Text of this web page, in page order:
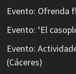
Evento: Ofrenda
Evento: ‘El
Evento:
(Cáceres)